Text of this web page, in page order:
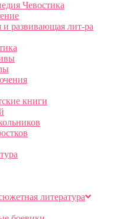
Чевостика
и развивающая лит-ра
книги
литература